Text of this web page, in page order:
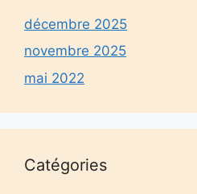
décembre 2025
novembre 2025
mai 2022
Catégories